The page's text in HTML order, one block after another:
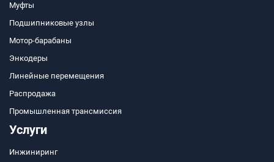
Муфты
Подшипниковые узлы
Мотор-барабаны
Энкодеры
Линейные перемещения
Распродажа
Промышленная трансмиссия
Услуги
Инжиниринг